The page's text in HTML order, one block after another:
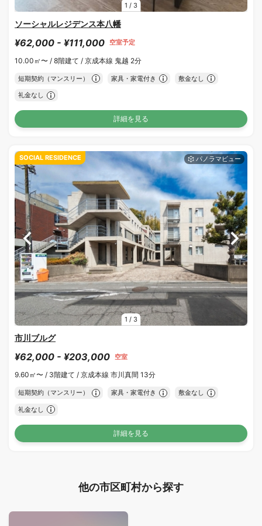
1 / 3
ソーシャルレジデンス本八幡
¥62,000 - ¥111,000 空室予定
10.00㎡〜 / 8階建て / 京成本線 鬼越 2分
短期契約（マンスリー） 家具・家電付き 敷金なし
礼金なし
詳細を見る
1 / 3
SOCIAL RESIDENCE
市川ブルグ
¥62,000 - ¥203,000 空室
9.60㎡〜 / 3階建て / 京成本線 市川真間 13分
短期契約（マンスリー） 家具・家電付き 敷金なし
礼金なし
詳細を見る
他の市区町村から探す